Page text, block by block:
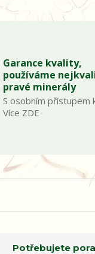
Garance kvality,
používáme
pravé minerály
S osobním přístupem
Více ZDE
Potřebujete